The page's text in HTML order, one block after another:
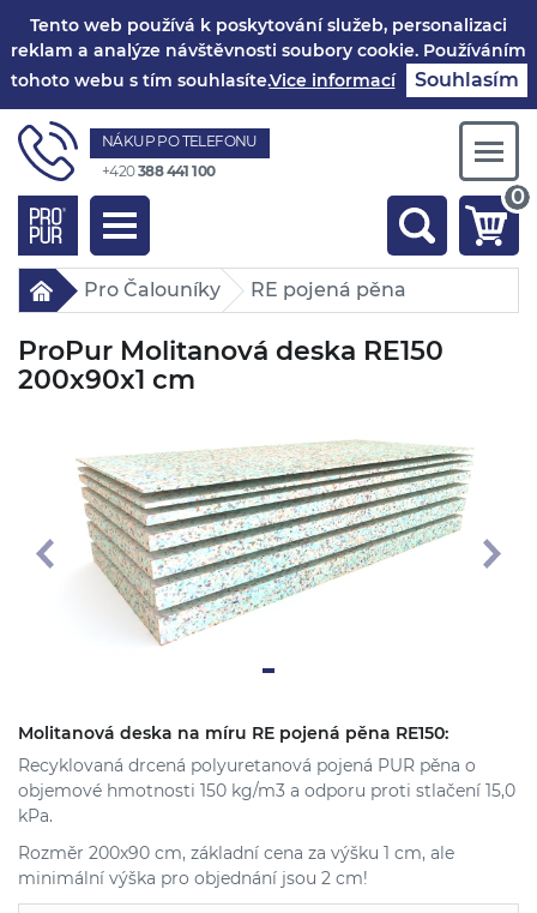
Tento web používá k poskytování služeb, personalizaci
reklam a analýze návštěvnosti soubory cookie. Používáním
tohoto webu s tím souhlasíte.Vice informací Souhlasím
NÁKUP PO TELEFONU
+420388 441 100
Toggle
navigation
0
Pro Čalouníky RE pojená pěna
ProPur Molitanová deska RE150
200x90x1 cm
Molitanová deska na míru RE pojená pěna RE150:
Recyklovaná drcená polyuretanová pojená PUR pěna o
objemové hmotnosti 150 kg/m3 a odporu proti stlačení 15,0
kPa.
Rozměr 200x90 cm, základní cena za výšku 1 cm, ale
minimální výška pro objednání jsou 2 cm!